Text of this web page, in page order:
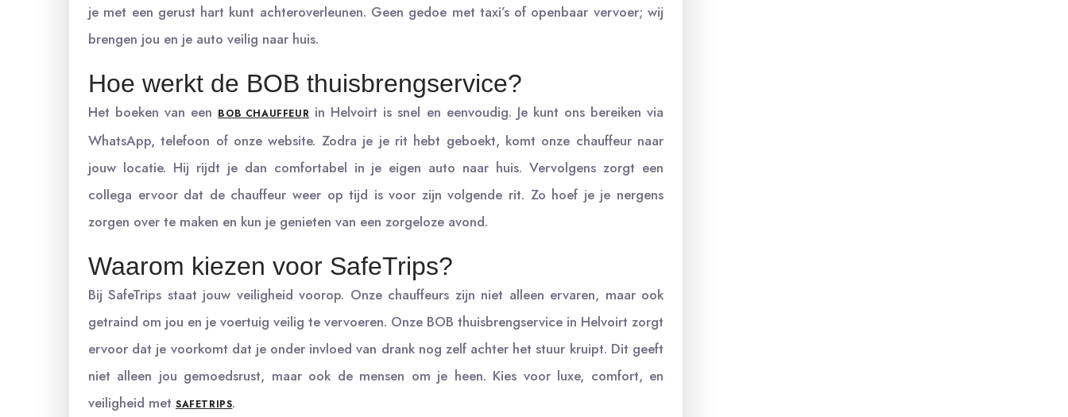
je met een gerust hart kunt achteroverleunen. Geen gedoe met taxi’s of openbaar vervoer; wij
brengen jou en je auto veilig naar huis.
Hoe werkt de BOB thuisbrengservice?
Het boeken van een BOB CHAUFFEUR in Helvoirt is snel en eenvoudig. Je kunt ons bereiken via
WhatsApp, telefoon of onze website. Zodra je je rit hebt geboekt, komt onze chauffeur naar
jouw locatie. Hij rijdt je dan comfortabel in je eigen auto naar huis. Vervolgens zorgt een
collega ervoor dat de chauffeur weer op tijd is voor zijn volgende rit. Zo hoef je je nergens
zorgen over te maken en kun je genieten van een zorgeloze avond.
Waarom kiezen voor SafeTrips?
Bij SafeTrips staat jouw veiligheid voorop. Onze chauffeurs zijn niet alleen ervaren, maar ook
getraind om jou en je voertuig veilig te vervoeren. Onze BOB thuisbrengservice in Helvoirt zorgt
ervoor dat je voorkomt dat je onder invloed van drank nog zelf achter het stuur kruipt. Dit geeft
niet alleen jou gemoedsrust, maar ook de mensen om je heen. Kies voor luxe, comfort, en
veiligheid met SAFETRIPS.